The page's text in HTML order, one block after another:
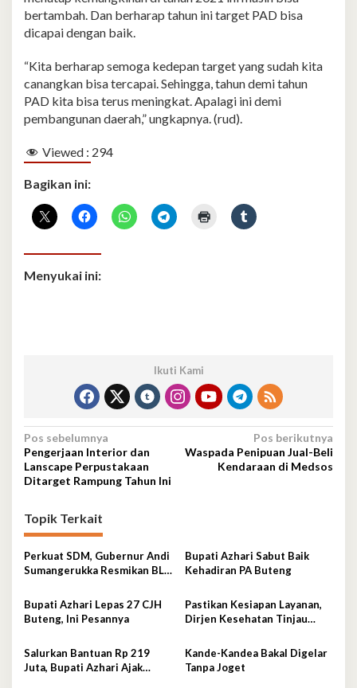
bertambah. Dan berharap tahun ini target PAD bisa
dicapai dengan baik.
“Kita berharap semoga kedepan target yang sudah kita
canangkan bisa tercapai. Sehingga, tahun demi tahun
PAD kita bisa terus meningkat. Apalagi ini demi
pembangunan daerah,” ungkapnya. (rud).
Viewed : 294
Bagikan ini:
Menyukai ini:
Ikuti Kami
Navigasi
pos
Pos sebelumnya
Pengerjaan Interior dan
Lanscape Perpustakaan
Ditarget Rampung Tahun Ini
Pos berikutnya
Waspada Penipuan Jual-Beli
Kendaraan di Medsos
Topik Terkait
Perkuat SDM, Gubernur Andi
Sumangerukka Resmikan BLK
Bupati Azhari Sabut Baik
Kehadiran PA Buteng
Bupati Azhari Lepas 27 CJH
Buteng, Ini Pesannya
Pastikan Kesiapan Layanan,
Dirjen Kesehatan Tinjau
Salurkan Bantuan Rp 219
Juta, Bupati Azhari Ajak
Kande-Kandea Bakal Digelar
Tanpa Joget